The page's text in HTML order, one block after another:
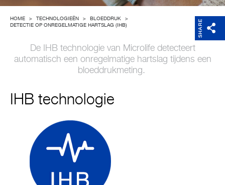
HOME > TECHNOLOGIEËN > BLOEDDRUK
>
DETECTIE OP ONREGELMATIGE HARTSLAG (IHB)
SHARE
De IHB technologie van Microlife detecteert
automatisch een onregelmatige hartslag tijdens een
bloeddrukmeting.
IHB technologie